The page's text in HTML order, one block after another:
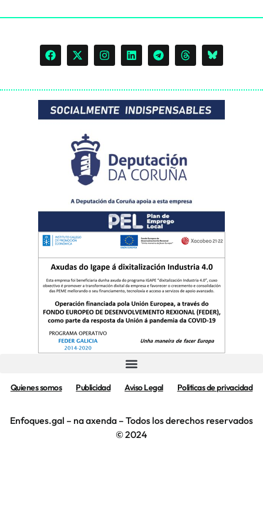
Quienes somos Publicidad Aviso Legal Politicas de privacidad
Enfoques.gal – na axenda – Todos los derechos reservados
© 2024